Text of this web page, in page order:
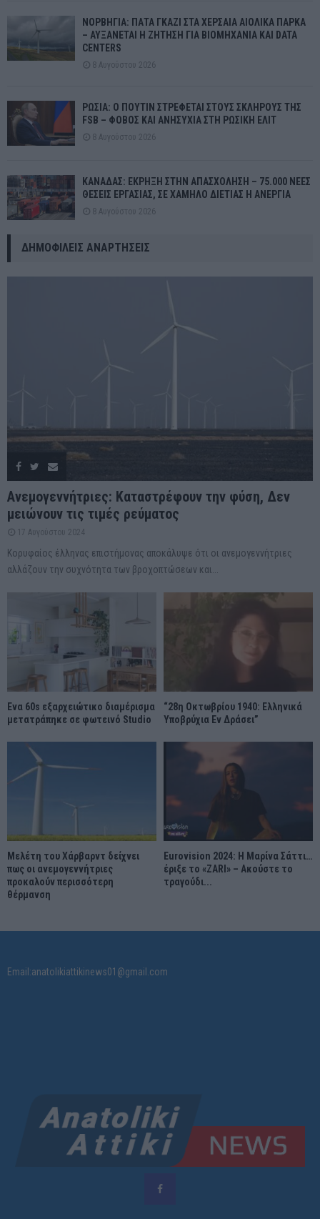
ΝΟΡΒΗΓΙΑ: ΠΑΤΑ ΓΚΑΖΙ ΣΤΑ ΧΕΡΣΑΙΑ ΑΙΟΛΙΚΑ ΠΑΡΚΑ
– ΑΥΞΑΝΕΤΑΙ Η ΖΗΤΗΣΗ ΓΙΑ ΒΙΟΜΗΧΑΝΙΑ ΚΑΙ DATA
CENTERS
8 Αυγούστου 2026
ΡΩΣΙΑ: Ο ΠΟΥΤΙΝ ΣΤΡΕΦΕΤΑΙ ΣΤΟΥΣ ΣΚΛΗΡΟΥΣ ΤΗΣ
FSB – ΦΟΒΟΣ ΚΑΙ ΑΝΗΣΥΧΙΑ ΣΤΗ ΡΩΣΙΚΗ ΕΛΙΤ
8 Αυγούστου 2026
ΚΑΝΑΔΑΣ: ΕΚΡΗΞΗ ΣΤΗΝ ΑΠΑΣΧΟΛΗΣΗ – 75.000 ΝΕΕΣ
ΘΕΣΕΙΣ ΕΡΓΑΣΙΑΣ, ΣΕ ΧΑΜΗΛΟ ΔΙΕΤΙΑΣ Η ΑΝΕΡΓΙΑ
8 Αυγούστου 2026
ΔΗΜΟΦΙΛΕΊΣ ΑΝΑΡΤΉΣΕΙΣ
Ανεμογεννήτριες: Καταστρέφουν την φύση, Δεν
μειώνουν τις τιμές ρεύματος
17 Αυγούστου 2024
Κορυφαίος έλληνας επιστήμονας αποκάλυψε ότι οι ανεμογεννήτριες
αλλάζουν την συχνότητα των βροχοπτώσεων και...
Ένα 60s εξαρχειώτικο διαμέρισμα
μετατράπηκε σε φωτεινό Studio
“28η Οκτωβρίου 1940: Ελληνικά
Υποβρύχια Εν Δράσει”
Μελέτη του Χάρβαρντ δείχνει
πως οι ανεμογεννήτριες
προκαλούν περισσότερη
θέρμανση
Eurovision 2024: Η Μαρίνα Σάττι…
έριξε το «ZARI» – Ακούστε το
τραγούδι...
Email:anatolikiattikinews01@gmail.com